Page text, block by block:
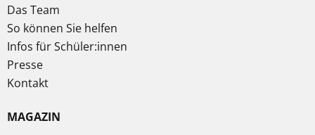
Das Team
So können Sie helfen
Infos für Schüler:innen
Presse
Kontakt
MAGAZIN